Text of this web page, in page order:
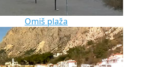
Omiš plaža